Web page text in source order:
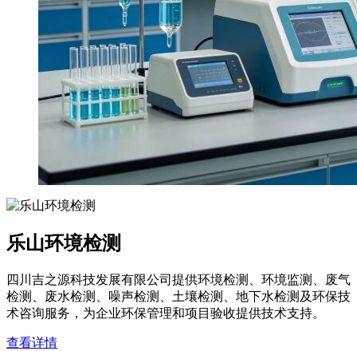
乐山环境检测
四川吉之源科技发展有限公司提供环境检测、环境监测、废气
检测、废水检测、噪声检测、土壤检测、地下水检测及环保技
术咨询服务，为企业环保管理和项目验收提供技术支持。
查看详情